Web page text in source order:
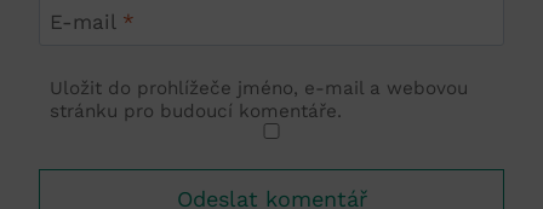
E-mail *
Uložit do prohlížeče jméno, e-mail a webovou
stránku pro budoucí komentáře.